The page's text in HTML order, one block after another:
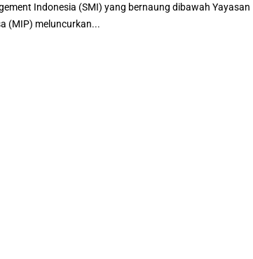
Indonesia (SMI) yang bernaung dibawah Yayasan
(MIP) meluncurkan...